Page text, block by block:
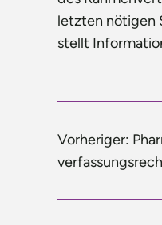
letzten nötigen
stellt
Vorheriger: